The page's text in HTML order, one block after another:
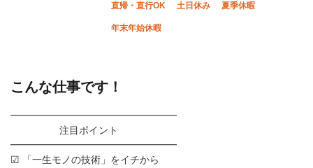
直帰・直行OK 土日休み 夏季休暇
年末年始休暇
こんな仕事です！
━━━━━━━━━━━━━━━━━
注目ポイント
━━━━━━━━━━━━━━━━━
☑ 「一生モノの技術」をイチから